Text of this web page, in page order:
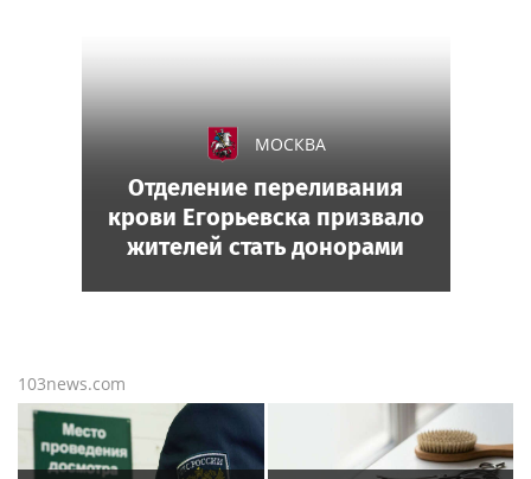
103news.com
МОСКВА
Отделение переливания
крови Егорьевска призвало
жителей стать донорами